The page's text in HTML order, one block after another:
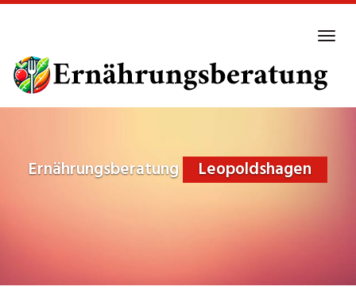
main
content
Ernährungsberatung Leopoldshagen